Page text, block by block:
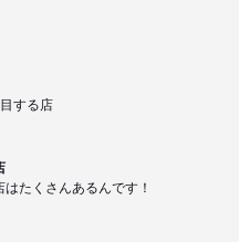
する店
たくさんあるんです！